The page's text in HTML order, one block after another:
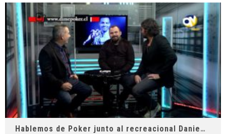
Hablemos de Poker junto al recreacional Daniel Presmitta